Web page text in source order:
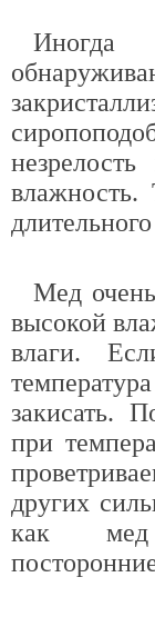
Мед
высокой
влаги.
закисать.
при
других
как мед